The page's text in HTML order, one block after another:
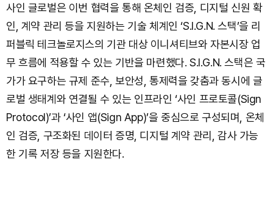
사인 글로벌은 이번 협력을 통해 온체인 검증, 디지털 신원 확
인, 계약 관리 등을 지원하는 기술 체계인 ‘S.I.G.N. 스택’을 리
퍼블릭 테크놀로지스의 기관 대상 이니셔티브와 자본시장 업
무 흐름에 적용할 수 있는 기반을 마련했다. S.I.G.N. 스택은 국
가가 요구하는 규제 준수, 보안성, 통제력을 갖춤과 동시에 글
로벌 생태계와 연결될 수 있는 인프라인 ‘사인 프로토콜(Sign
Protocol)’과 ‘사인 앱(Sign App)’을 중심으로 구성되며, 온체
인 검증, 구조화된 데이터 증명, 디지털 계약 관리, 감사 가능
한 기록 저장 등을 지원한다.